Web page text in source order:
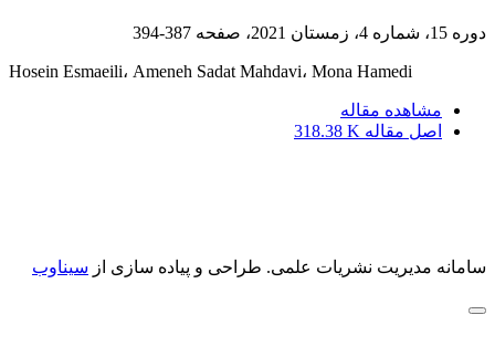
دوره 15، شماره 4، زمستان 2021، صفحه 387-394
Hosein Esmaeili، Ameneh Sadat Mahdavi، Mona Hamedi
مشاهده مقاله
اصل مقاله 318.38 K
سامانه مدیریت نشریات علمی. طراحی و پیاده سازی از سیناوب